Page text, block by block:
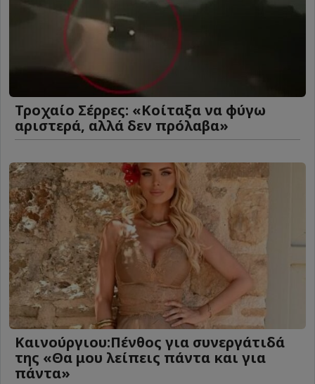
Τροχαίο Σέρρες: «Κοίταξα να φύγω
αριστερά, αλλά δεν πρόλαβα»
Καινούργιου:Πένθος για συνεργάτιδά
της «Θα μου λείπεις πάντα και για
πάντα»